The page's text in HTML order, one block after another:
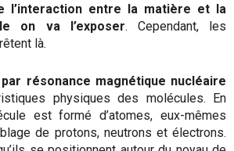
l’interaction entre la matière et la
on va l’exposer. Cependant, les
là.
résonance magnétique nucléaire
physiques des molécules. En
est formé d’atomes, eux-mêmes
de protons, neutrons et électrons.